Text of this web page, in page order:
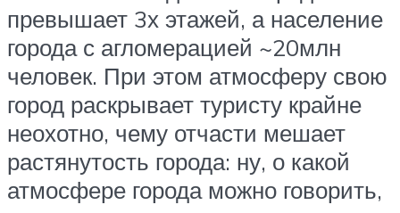
превышает 3х этажей, а население
города с агломерацией ~20млн
человек. При этом атмосферу свою
город раскрывает туристу крайне
неохотно, чему отчасти мешает
растянутость города: ну, о какой
атмосфере города можно говорить,